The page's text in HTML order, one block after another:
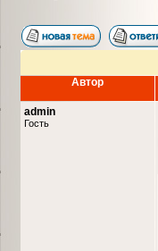
Автор
admin
Гость